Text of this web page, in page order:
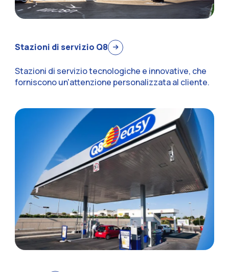
Stazioni di servizio Q8
Stazioni di servizio tecnologiche e innovative, che
forniscono un'attenzione personalizzata al cliente.